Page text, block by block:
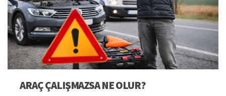
ARAÇ ÇALIŞMAZSA NE OLUR?